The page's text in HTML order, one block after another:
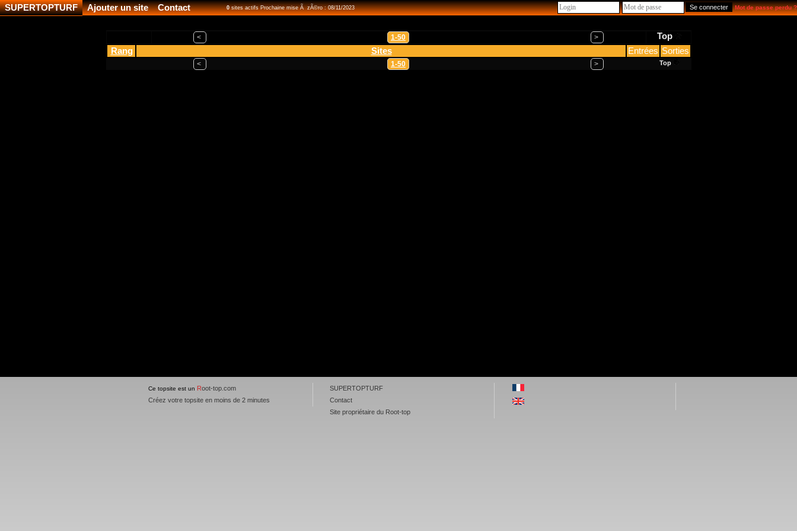
SUPERTOPTURF Ajouter un site Contact 0sites actifs Prochaine mise Ã zÃ©ro : 08/11/2023 Mot de passe perdu ?
< 1-50 >
Top
Rang
Sites Entrées Sorties
< 1-50 > Top
Ce topsite est un Root-top.com
Créez votre topsite en moins de 2 minutes
SUPERTOPTURF
Contact
Site propriétaire du Root-top